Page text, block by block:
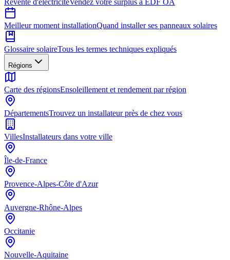
Revente d'électricitéVendez votre surplus à EDF OA
Meilleur moment installationQuand installer ses panneaux solaires
Glossaire solaireTous les termes techniques expliqués
Régions
Carte des régionsEnsoleillement et rendement par région
DépartementsTrouvez un installateur près de chez vous
VillesInstallateurs dans votre ville
Île-de-France
Provence-Alpes-Côte d'Azur
Auvergne-Rhône-Alpes
Occitanie
Nouvelle-Aquitaine